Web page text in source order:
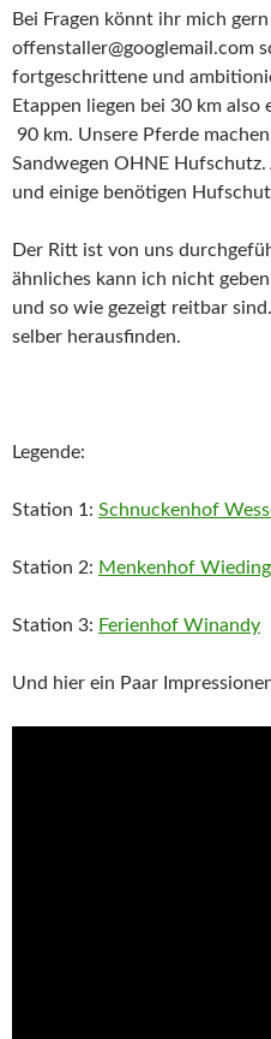
Bei Fragen könnt ihr mich
offenstaller@googlemail.com
fortgeschrittene und
Etappen liegen bei 30 km
90 km. Unsere Pferde
Sandwegen OHNE
und einige benötigen
Der Ritt ist von uns
ähnliches kann ich nicht
und so wie gezeigt reitbar
selber herausfinden.
Legende:
Station 1: Schnuckenhof
Station 2: Menkenhof
Station 3: Ferienhof Winandy
Und hier ein Paar